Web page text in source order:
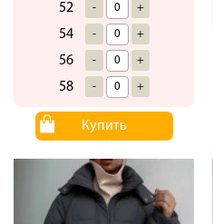
52 - +
54 - +
56 - +
58 - +
Купить